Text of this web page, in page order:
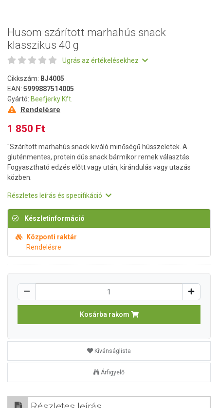
Husom szárított marhahús snack
klasszikus 40 g
Ugrás az értékelésekhez
Cikkszám: BJ4005
EAN: 5999887514005
Gyártó: Beefjerky Kft.
Rendelésre
1 850 Ft
"Szárított marhahús snack kiváló minőségű hússzeletek. A
gluténmentes, protein dús snack bármikor remek választás.
Fogyasztható edzés előtt vagy után, kirándulás vagy utazás
közben.
Részletes leírás és specifikáció
Készletinformáció
Központi raktár
Rendelésre
Kosárba rakom
Kívánságlista
Árfigyelő